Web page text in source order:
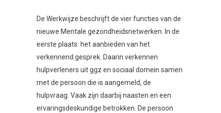
De Werkwijze beschrijft de vier functies van de
nieuwe Mentale gezondheidsnetwerken. In de
eerste plaats: het aanbieden van het
verkennend gesprek. Daarin verkennen
hulpverleners uit ggz en sociaal domein samen
met de persoon die is aangemeld, de
hulpvraag. Vaak zijn daarbij naasten en een
ervaringsdeskundige betrokken. De persoon